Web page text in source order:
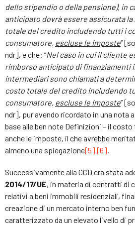
dello stipendio o della pensione), in
anticipato dovrà essere assicurata
totale del credito includendo tutti i
consumatore, escluse le imposte”
ndr], e che: “Nel caso in cui il cliente
rimborso anticipato di finanziamenti
intermediari sono chiamati a
costo totale del credito includendo
consumatore, escluse le imposte”
ndr], pur avendo ricordato in una nota
base alle ben note Definizioni – il
anche le imposte, il che avrebbe
almeno una spiegazione[5] [6].
Successivamente alla CCD era stata
2014/17/UE, in materia di contratti di
relativi a beni immobili residenziali,
creazione di un mercato interno ben
caratterizzato da un elevato livello di